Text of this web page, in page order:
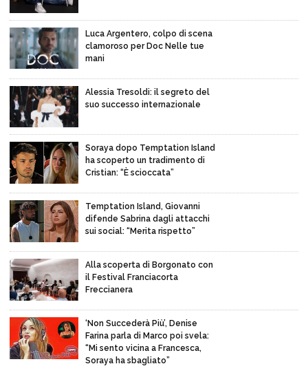
Luca Argentero, colpo di scena
clamoroso per Doc Nelle tue
mani
Alessia Tresoldi: il segreto del
suo successo internazionale
Soraya dopo Temptation Island
ha scoperto un tradimento di
Cristian: “È scioccata”
Temptation Island, Giovanni
difende Sabrina dagli attacchi
sui social: “Merita rispetto”
Alla scoperta di Borgonato con
il Festival Franciacorta
Freccianera
‘Non Succederà Più’, Denise
Farina parla di Marco poi svela:
“Mi sento vicina a Francesca,
Soraya ha sbagliato”